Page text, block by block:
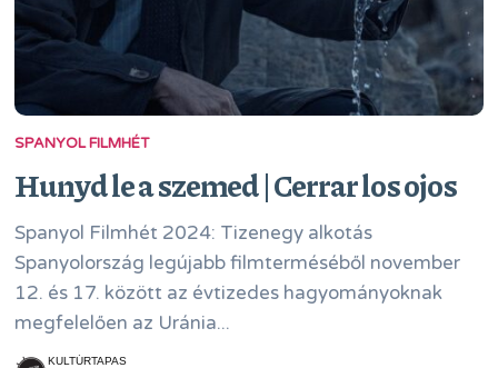
SPANYOL FILMHÉT
Hunyd le a szemed | Cerrar los ojos
Spanyol Filmhét 2024: Tizenegy alkotás
Spanyolország legújabb filmterméséből november
12. és 17. között az évtizedes hagyományoknak
megfelelően az Uránia...
KULTÚRTAPAS